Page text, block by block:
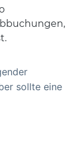
sollte eine